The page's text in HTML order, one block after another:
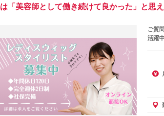
は「美容師として働き続けて良かった」と思
ご質
活躍